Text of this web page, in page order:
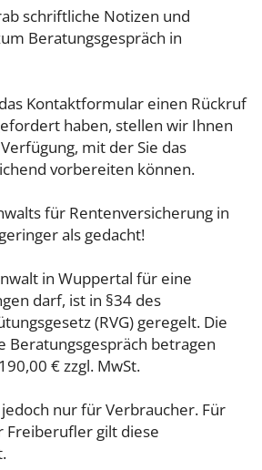
schriftliche Notizen und
Beratungsgespräch in
Kontaktformular einen Rückruf
haben, stellen wir Ihnen
mit der Sie das
vorbereiten können.
für Rentenversicherung in
als gedacht!
in Wuppertal für eine
darf, ist in §34 des
(RVG) geregelt. Die
Beratungsgespräch betragen
€ zzgl. MwSt.
nur für Verbraucher. Für
Freiberufler gilt diese